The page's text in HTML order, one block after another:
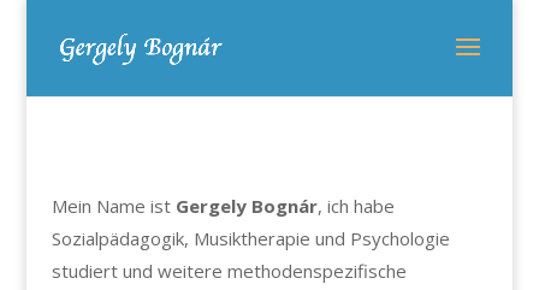
Mein Name ist Gergely Bognár, ich habe
Sozialpädagogik, Musiktherapie und Psychologie
studiert und weitere methodenspezifische